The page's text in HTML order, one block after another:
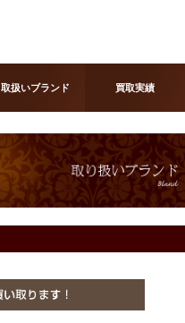
取扱いブランド 買取実績